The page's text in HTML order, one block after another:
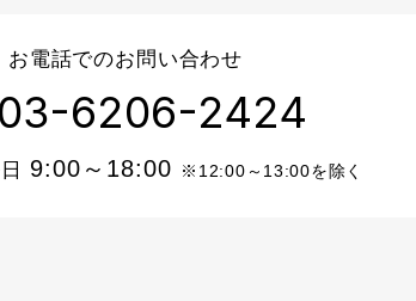
お電話でのお問い合わせ
03-6206-2424
9:00～18:00 ※12:00～13:00を除く